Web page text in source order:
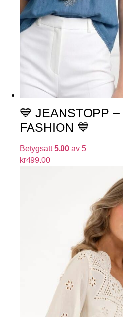
💙 JEANSTOPP
FASHION 💙
Betygsatt5.00 av 5
kr499.00